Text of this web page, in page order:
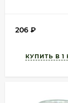
206 ₽